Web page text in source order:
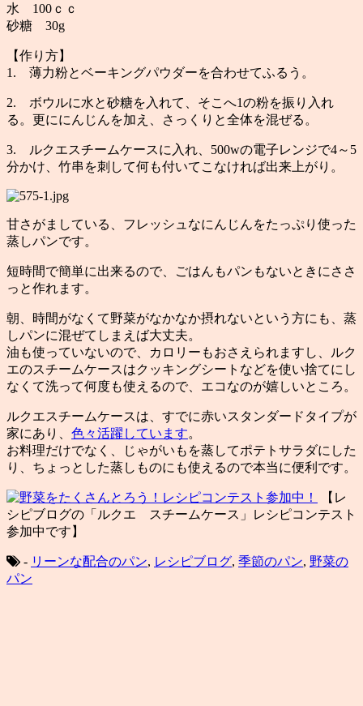
水 100ｃｃ
砂糖 30g
【作り方】
1. 薄力粉とベーキングパウダーを合わせてふるう。
2. ボウルに水と砂糖を入れて、そこへ1の粉を振り入れ
る。更ににんじんを加え、さっくりと全体を混ぜる。
3. ルクエスチームケースに入れ、500wの電子レンジで4～5
分かけ、竹串を刺して何も付いてこなければ出来上がり。
甘さがましている、フレッシュなにんじんをたっぷり使った
蒸しパンです。
短時間で簡単に出来るので、ごはんもパンもないときにささ
っと作れます。
朝、時間がなくて野菜がなかなか摂れないという方にも、蒸
しパンに混ぜてしまえば大丈夫。
油も使っていないので、カロリーもおさえられますし、ルク
エのスチームケースはクッキングシートなどを使い捨てにし
なくて洗って何度も使えるので、エコなのが嬉しいところ。
ルクエスチームケースは、すでに赤いスタンダードタイプが
家にあり、 色々活躍しています。
お料理だけでなく、じゃがいもを蒸してポテトサラダにした
り、ちょっとした蒸しものにも使えるので本当に便利です。
【レ
シピブログの「ルクエ スチームケース」レシピコンテスト
参加中です】
- リーンな配合のパン, レシピブログ, 季節のパン, 野菜の
パン